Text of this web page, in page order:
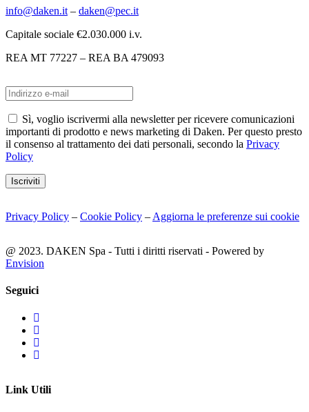
info@daken.it – daken@pec.it
Capitale sociale €2.030.000 i.v.
REA MT 77227 – REA BA 479093
Sì, voglio iscrivermi alla newsletter per ricevere comunicazioni
importanti di prodotto e news marketing di Daken. Per questo presto
il consenso al trattamento dei dati personali, secondo la Privacy
Policy
Iscriviti
Privacy Policy – Cookie Policy – Aggiorna le preferenze sui cookie
@ 2023. DAKEN Spa - Tutti i diritti riservati - Powered by
Envision
Seguici
Link Utili